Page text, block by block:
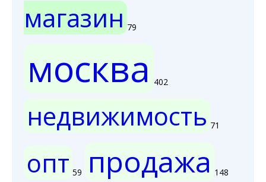
магазин 79
москва 402
недвижимость 71
опт 59 продажа 148